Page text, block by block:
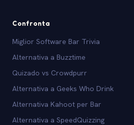
Confronta
Miglior Software Bar Trivia
Alternativa a Buzztime
Quizado vs Crowdpurr
Alternativa a Geeks Who Drink
Alternativa Kahoot per Bar
Alternativa a SpeedQuizzing